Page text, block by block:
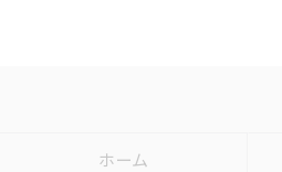
ホーム